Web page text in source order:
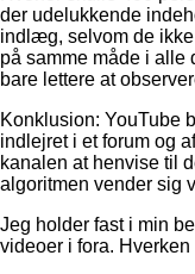
der udelukkende
indlæg, selvom de
på samme måde i
bare lettere at
Konklusion: YouTube
indlejret i et forum og
kanalen at henvise til
algoritmen vender sig
Jeg holder fast i min
videoer i fora.